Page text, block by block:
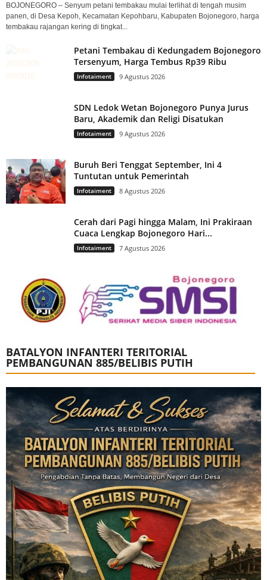
BOJONEGORO – Senyum petani tembakau mulai terlihat di tengah musim
panen, di Desa Kepoh, Kecamatan Kepohbaru, Kabupaten Bojonegoro, harga
tembakau rajangan kering di tingkat...
Petani Tembakau di Kedungadem Bojonegoro
Tersenyum, Harga Tembus Rp39 Ribu
Infotaiment 9 Agustus 2026
SDN Ledok Wetan Bojonegoro Punya Jurus
Baru, Akademik dan Religi Disatukan
Infotaiment 9 Agustus 2026
Buruh Beri Tenggat September, Ini 4
Tuntutan untuk Pemerintah
Infotaiment 8 Agustus 2026
Cerah dari Pagi hingga Malam, Ini Prakiraan
Cuaca Lengkap Bojonegoro Hari...
Infotaiment 7 Agustus 2026
BATALYON INFANTERI TERITORIAL
PEMBANGUNAN 885/BELIBIS PUTIH